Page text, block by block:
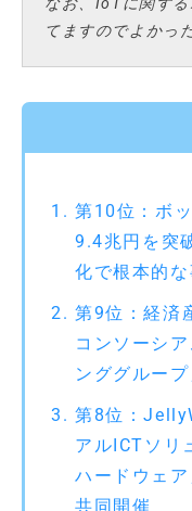
てますのでよかっ
第10位：ボ
9.4兆円を突
化で根本的
第9位：経済
コンソーシ
ンググルー
第8位：
アルICTソリ
ハードウェ
共同開催